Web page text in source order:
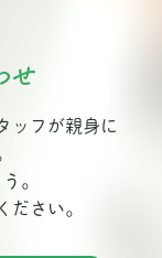
せ
ッフが親身に
。
さい。